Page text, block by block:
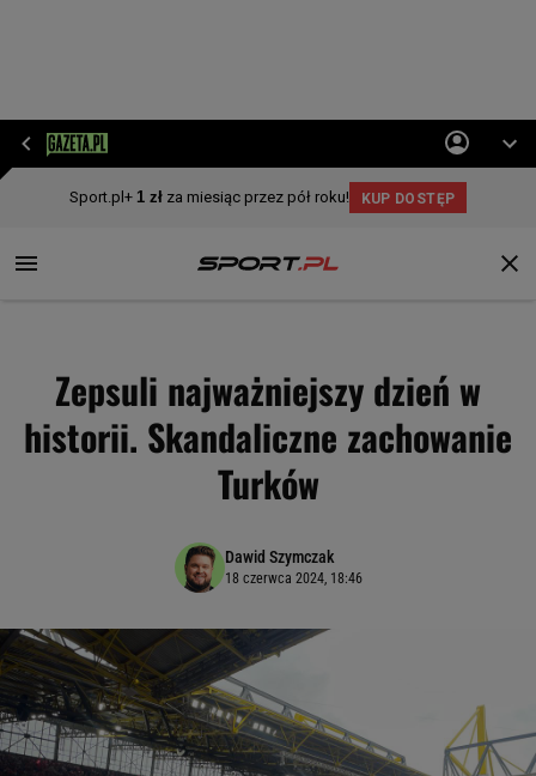
Zepsuli najważniejszy dzień w
historii. Skandaliczne zachowanie
Turków
Dawid Szymczak
18 czerwca 2024, 18:46